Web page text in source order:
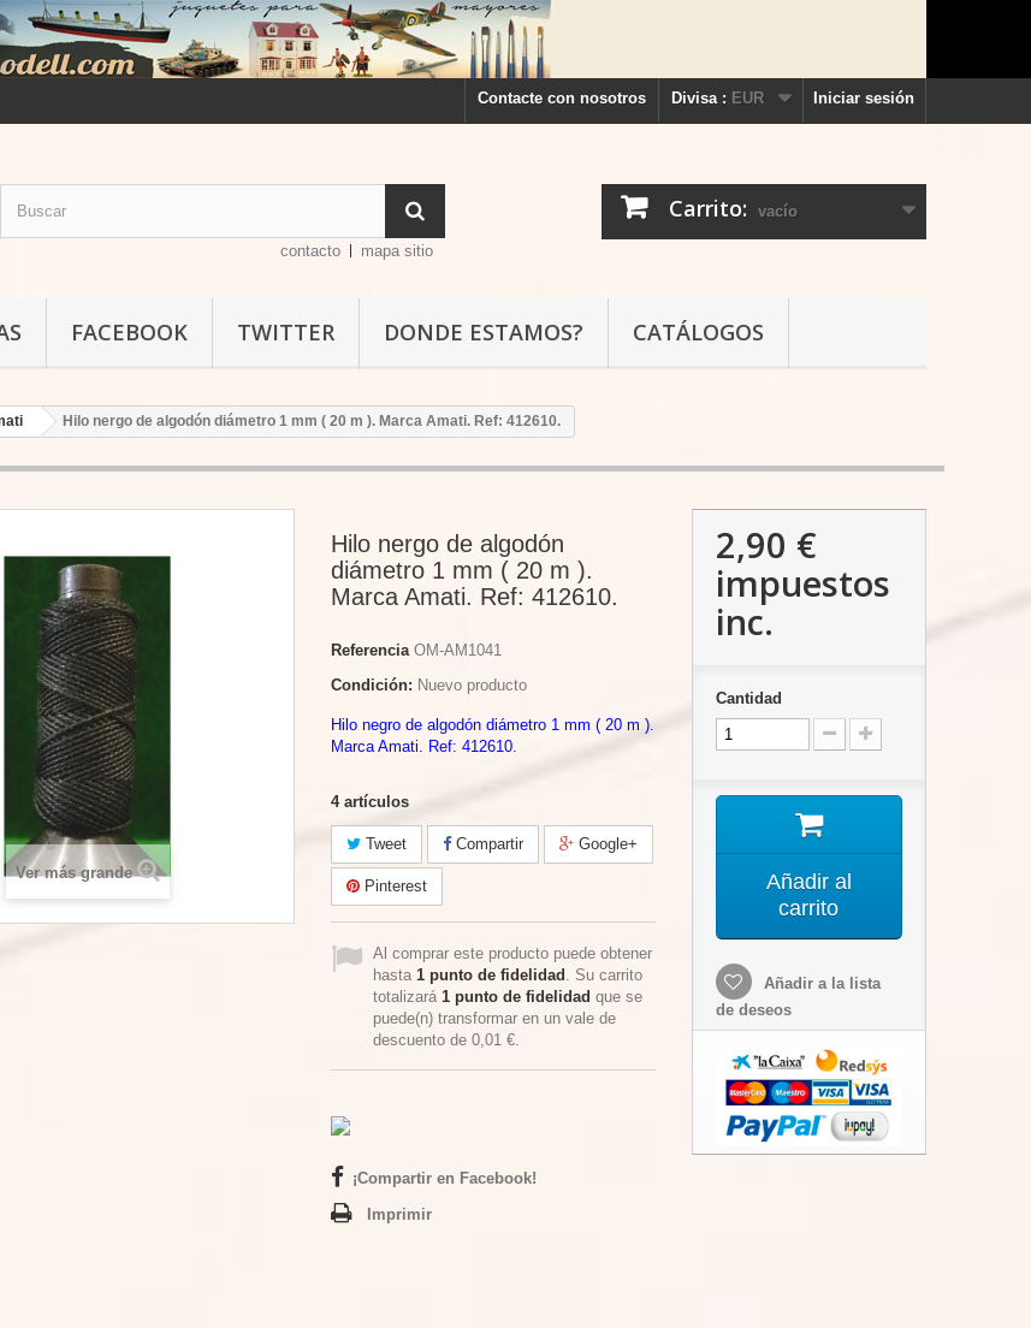
Iniciar sesión
Divisa : EUR
Contacte con nosotros
Carrito: vacío
contacto mapa sitio
FACEBOOK TWITTER DONDE ESTAMOS? CATÁLOGOS
Hilo nergo de algodón diámetro 1 mm ( 20 m ). Marca Amati. Ref: 412610.
Ver más grande
Hilo nergo de algodón
diámetro 1 mm ( 20 m ).
Marca Amati. Ref: 412610.
Referencia OM-AM1041
Condición: Nuevo producto
Hilo negro de algodón diámetro 1 mm ( 20 m ).
Marca Amati. Ref: 412610.
4 artículos
Tweet Compartir Google+
Pinterest
Al comprar este producto puede obtener
hasta 1 punto de fidelidad . Su carrito
totalizará 1 punto de fidelidad que se
puede(n) transformar en un vale de
descuento de 0,01 €.
¡Compartir en Facebook!
Imprimir
2,90 €
impuestos
inc.
Cantidad
Añadir al
carrito
Añadir a la lista
de deseos